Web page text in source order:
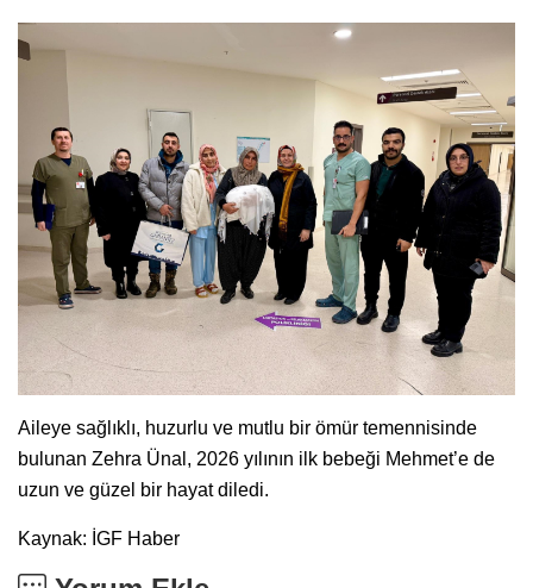
Aileye sağlıklı, huzurlu ve mutlu bir ömür temennisinde
bulunan Zehra Ünal, 2026 yılının ilk bebeği Mehmet’e de
uzun ve güzel bir hayat diledi.
Kaynak: İGF Haber